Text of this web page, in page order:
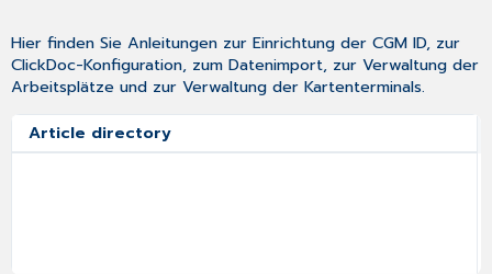
Hier finden Sie Anleitungen zur Einrichtung der CGM ID, zur
ClickDoc-Konfiguration, zum Datenimport, zur Verwaltung der
Arbeitsplätze und zur Verwaltung der Kartenterminals.
Article directory